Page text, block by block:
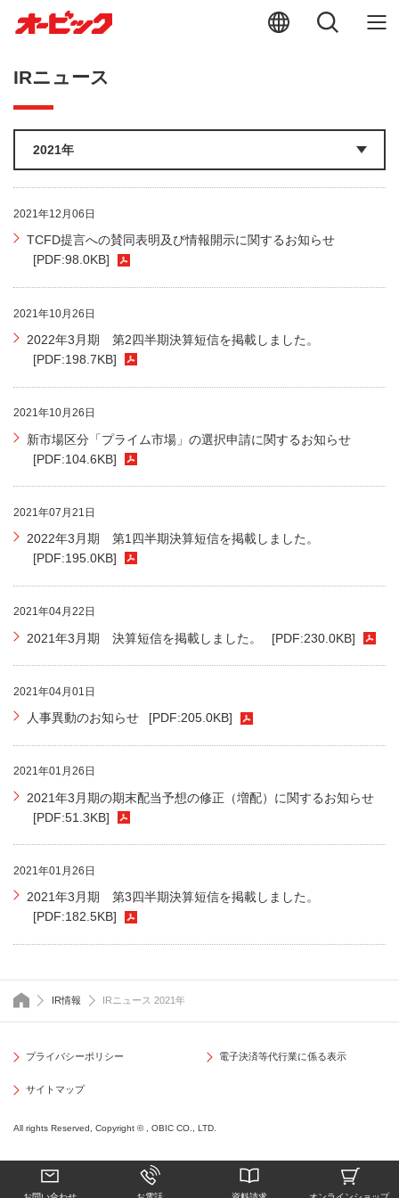
IRニュース
2021年12月06日
TCFD提言への賛同表明及び情報開示に関するお知らせ
[PDF:98.0KB]
2021年10月26日
2022年3月期 第2四半期決算短信を掲載しました。
[PDF:198.7KB]
2021年10月26日
新市場区分「プライム市場」の選択申請に関するお知らせ
[PDF:104.6KB]
2021年07月21日
2022年3月期 第1四半期決算短信を掲載しました。
[PDF:195.0KB]
2021年04月22日
2021年3月期 決算短信を掲載しました。 [PDF:230.0KB]
2021年04月01日
人事異動のお知らせ [PDF:205.0KB]
2021年01月26日
2021年3月期の期末配当予想の修正（増配）に関するお知らせ
[PDF:51.3KB]
2021年01月26日
2021年3月期 第3四半期決算短信を掲載しました。
[PDF:182.5KB]
トップページ
IR情報 IRニュース 2021年
プライバシーポリシー 電子決済等代行業に係る表示
サイトマップ
All rights Reserved, Copyright © , OBIC CO., LTD.